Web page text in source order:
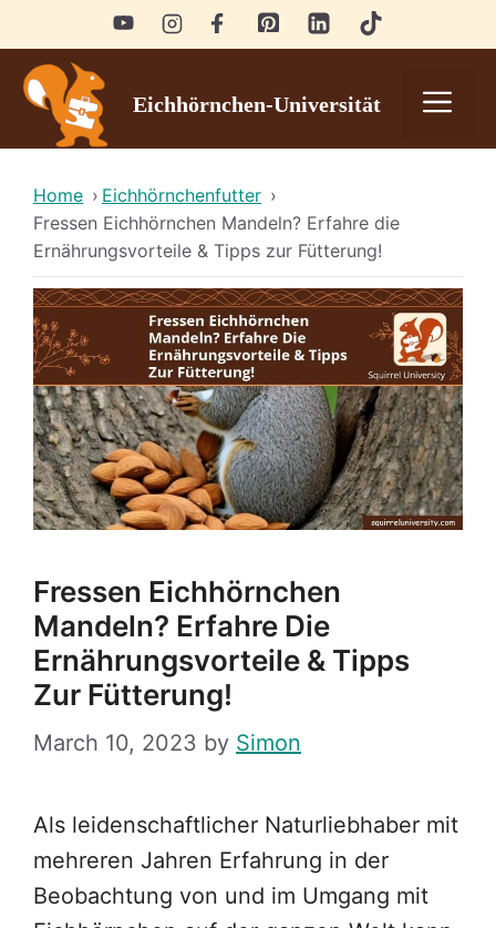
to
content
Eichhörnchen-Universität
Home › Eichhörnchenfutter ›
Fressen Eichhörnchen Mandeln? Erfahre die
Ernährungsvorteile & Tipps zur Fütterung!
Fressen Eichhörnchen
Mandeln? Erfahre Die
Ernährungsvorteile & Tipps
Zur Fütterung!
March 10, 2023 by Simon
Als leidenschaftlicher Naturliebhaber mit
mehreren Jahren Erfahrung in der
Beobachtung von und im Umgang mit